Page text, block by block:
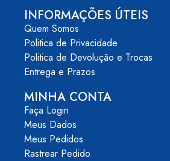
INFORMAÇÕES ÚTEIS
Quem Somos
Politica de Privacidade
Politica de Devolução e Trocas
Entrega e Prazos
MINHA CONTA
Faça Login
Meus Dados
Meus Pedidos
Rastrear Pedido